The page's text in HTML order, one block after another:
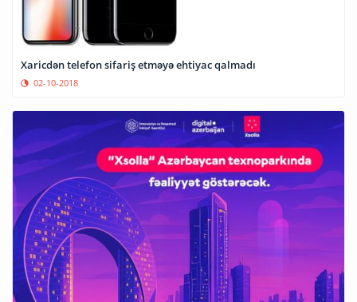
Xaricdən telefon sifariş etməyə ehtiyac qalmadı
02-10-2018